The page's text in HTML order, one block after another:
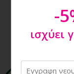
-
ισχύει